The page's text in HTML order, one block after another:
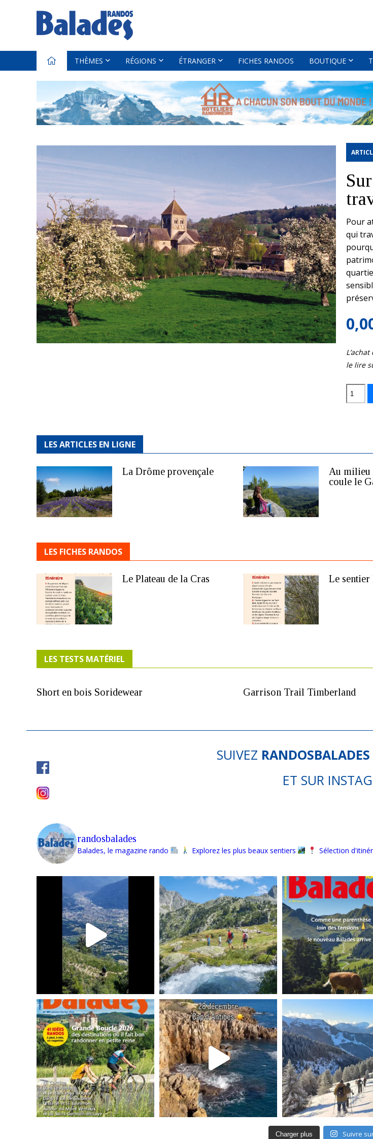
THÈMES RÉGIONS ÉTRANGER FICHES RANDOS BOUTIQUE
Pour
qui
le lire
quantité
chemin
Mont
LES ARTICLES EN LIGNE
La Drôme provençale
Au milieu
coule le
LES FICHES RANDOS
Le Plateau de la Cras Le sentier
LES TESTS MATÉRIEL
Short en bois Soridewear Garrison Trail Timberland
SUIVEZ RANDOSBALADES
ET SUR
randosbalades
Balades, le magazine rando Explorez les plus beaux sentiers Sélection
Charger plus Suivre